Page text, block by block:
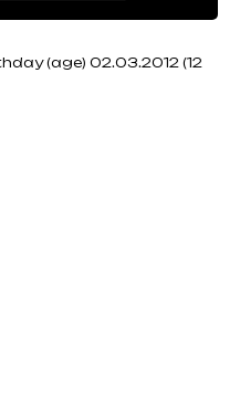
(age) 02.03.2012 (12